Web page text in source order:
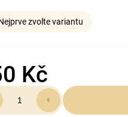
zvolte variantu
Kč